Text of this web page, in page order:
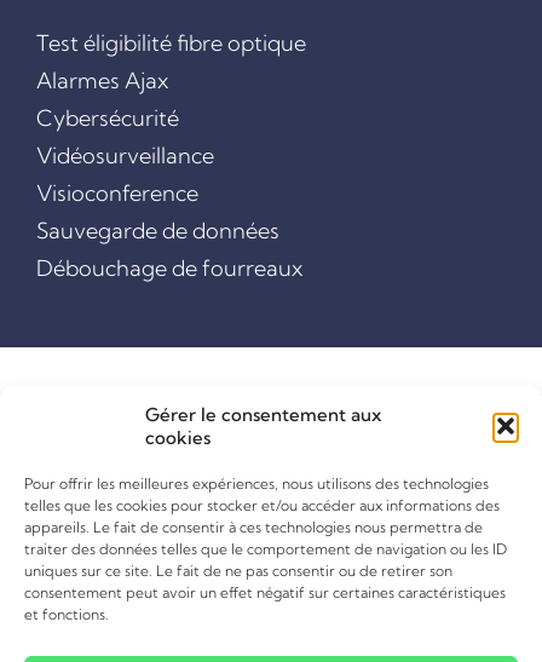
Gérer le consentement aux
cookies
Pour offrir les meilleures expériences, nous utilisons des technologies
telles que les cookies pour stocker et/ou accéder aux informations des
appareils. Le fait de consentir à ces technologies nous permettra de
traiter des données telles que le comportement de navigation ou les ID
uniques sur ce site. Le fait de ne pas consentir ou de retirer son
consentement peut avoir un effet négatif sur certaines caractéristiques
et fonctions.
Test éligibilité fibre optique
Alarmes Ajax
Cybersécurité
Vidéosurveillance
Visioconference
Sauvegarde de données
Débouchage de fourreaux